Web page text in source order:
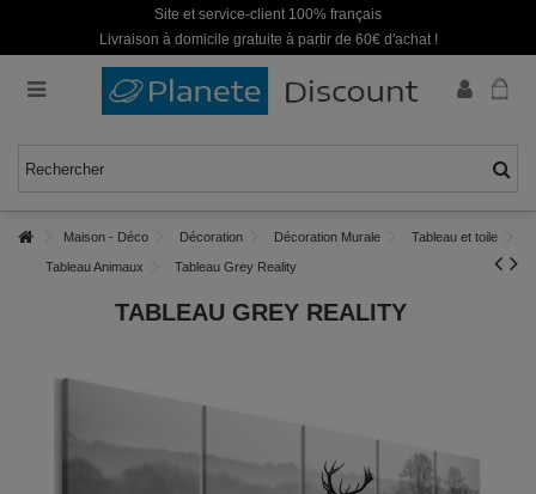
Site et service-client 100% français
Livraison à domicile gratuite à partir de 60€ d'achat !
Maison - Déco Décoration Décoration Murale Tableau et toile
Tableau Animaux Tableau Grey Reality
TABLEAU GREY REALITY